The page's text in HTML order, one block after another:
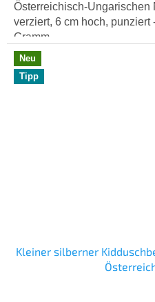
Österreichisch-Ungarischen
verziert, 6 cm hoch,
Gramm.
Neu
Tipp
Kleiner silberner